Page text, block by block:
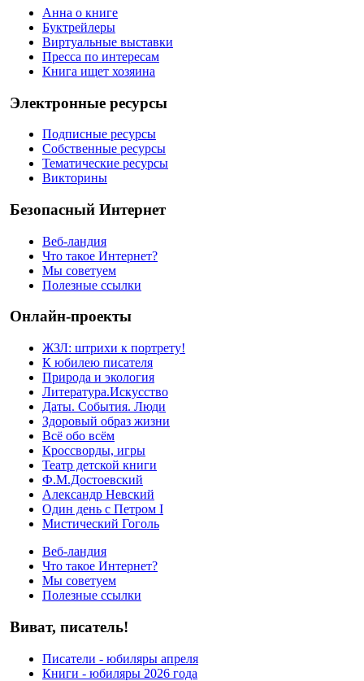
Анна о книге
Буктрейлеры
Виртуальные выставки
Пресса по интересам
Книга ищет хозяина
Электронные ресурсы
Подписные ресурсы
Собственные ресурсы
Тематические ресурсы
Викторины
Безопасный Интернет
Веб-ландия
Что такое Интернет?
Мы советуем
Полезные ссылки
Онлайн-проекты
ЖЗЛ: штрихи к портрету!
К юбилею писателя
Природа и экология
Литература.Искусство
Даты. События. Люди
Здоровый образ жизни
Всё обо всём
Кроссворды, игры
Театр детской книги
Ф.М.Достоевский
Александр Невский
Один день с Петром I
Мистический Гоголь
Веб-ландия
Что такое Интернет?
Мы советуем
Полезные ссылки
Виват, писатель!
Писатели - юбиляры апреля
Книги - юбиляры 2026 года